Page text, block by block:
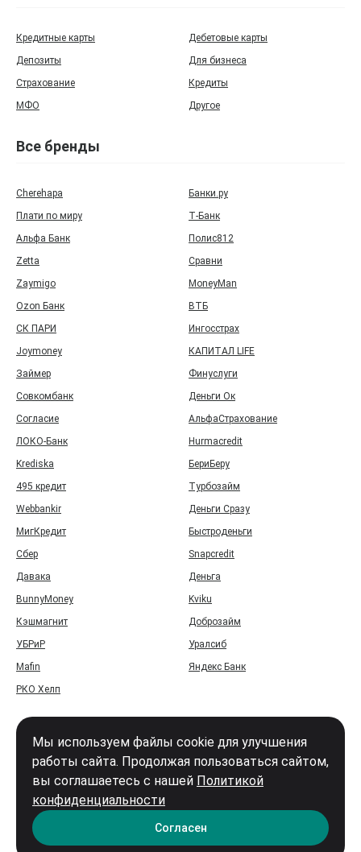
Кредитные карты
Дебетовые карты
Депозиты
Для бизнеса
Страхование
Кредиты
МФО
Другое
Все бренды
Cherehapa
Банки.ру
Плати по миру
Т‑Банк
Альфа Банк
Полис812
Zetta
Сравни
Zaymigo
MoneyMan
Ozon Банк
ВТБ
СК ПАРИ
Ингосстрах
Joymoney
КАПИТАЛ LIFE
Займер
Финуслуги
Совкомбанк
Деньги Ок
Согласие
АльфаСтрахование
ЛОКО-Банк
Hurmacredit
Krediska
БериБеру
495 кредит
Турбозайм
Webbankir
Деньги Сразу
МигКредит
Быстроденьги
Сбер
Snapcredit
Давака
Деньга
BunnyMoney
Kviku
Кэшмагнит
Доброзайм
УБРиР
Уралсиб
Mafin
Яндекс Банк
РКО Хелп
Карта сайта
Мы используем файлы cookie для улучшения
работы сайта. Продолжая пользоваться сайтом,
вы соглашаетесь с нашей Политикой
конфиденциальности
Согласен